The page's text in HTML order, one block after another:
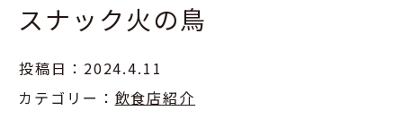
会社概要
アクセス
スナック火の鳥
投稿日：2024.4.11
カテゴリー： 飲食店紹介